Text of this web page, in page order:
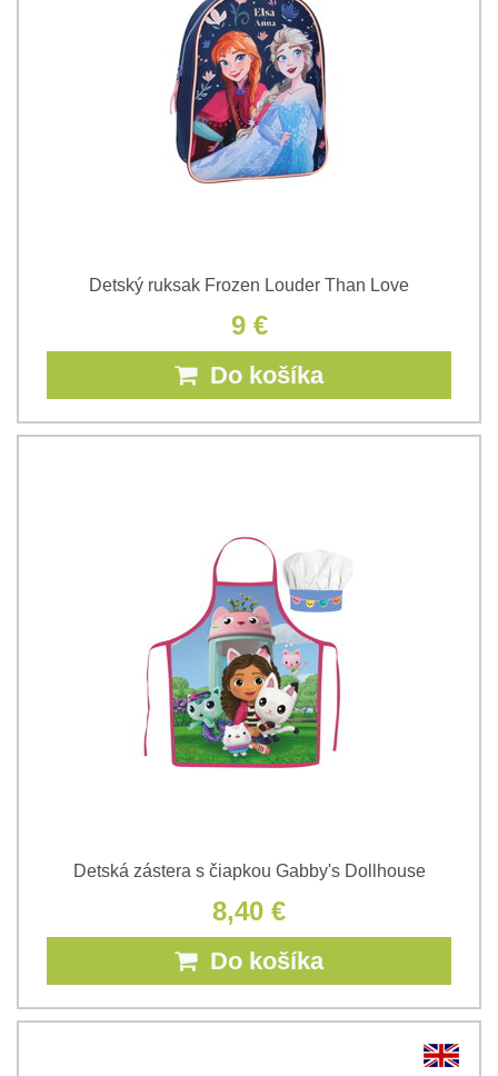
Detský ruksak Frozen Louder Than Love
9 €
Do košíka
Detská zástera s čiapkou Gabby's Dollhouse
8,40 €
Do košíka